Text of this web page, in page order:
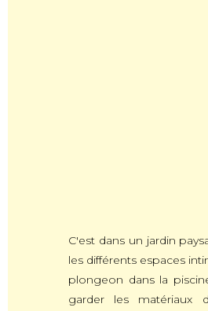
C'est dans un jardin
les différents espaces
plongeon dans la
garder les matériaux